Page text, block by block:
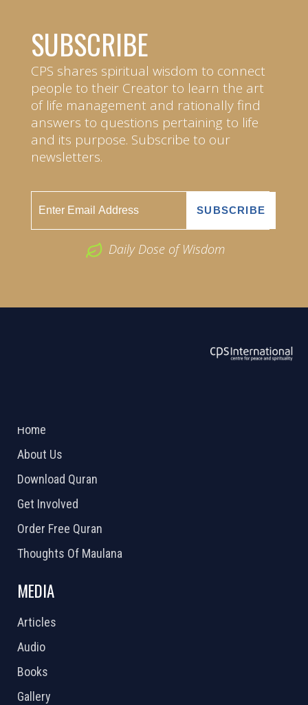
SUBSCRIBE
CPS shares spiritual wisdom to connect
people to their Creator to learn the art
of life management and rationally find
answers to questions pertaining to life
and its purpose. Subscribe to our
newsletters.
Daily Dose of Wisdom
Home
About Us
Download Quran
Get Involved
Order Free Quran
Thoughts Of Maulana
MEDIA
Articles
Audio
Books
Gallery